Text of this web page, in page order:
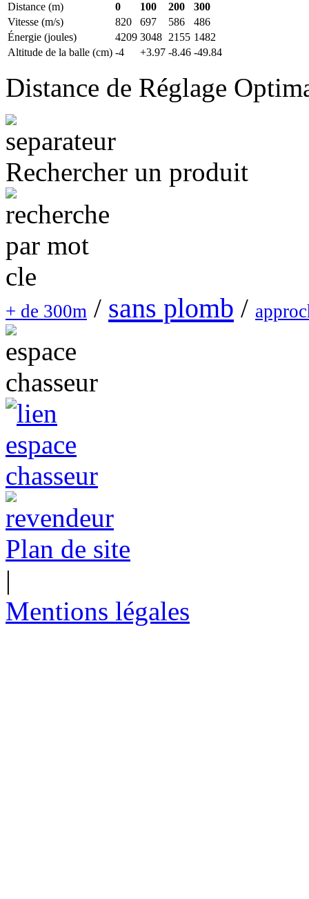
Distance (m)
0 100 200
300
Vitesse (m/s)
820 697 586
486
Énergie (joules)
4209 3048 2155 1482
Altitude de la balle (cm) -4 +3.97 -8.46 -49.84
Distance de Réglage
Rechercher un produit
+ de 300m / sans plomb /
Plan de site
|
Mentions légales